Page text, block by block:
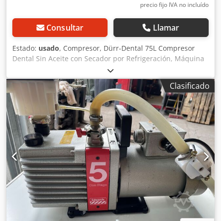
precio fijo IVA no incluído
Consultar Llamar
Estado: usado, Compresor, Dürr-Dental 75L Compresor
Dental Sin Aceite con Secador por Refrigeración, Máquina
Usada Fabricante: Dürr Dental GmbH Modelo: 3621 / 14933
Dimensiones generales: Ancho: 700 mm Fondo: 550 mm
Altura: 890 mm Peso: 95 kg Capacidad del depósito: 75
litros (Fabricante: Silit-Werke) Potencia: 1,5 kW Caudal de
aspiración: 235 litros/minuto Presión máxima de trabajo:
10 bar Velocidad: 1420 rpm Diseño: Unidad compresora de
3 cilindros, monoetapa, completamente exenta de aceite
Año de fabricación: 1983 (construcción pesada de hierro
fundido, extremadamente duradera) Alimentación: 400 V
La característica especial de esta unidad es el secador por
refrigeración / unidad de condensación de alta capacidad
instalado de fábrica (la torre de serpentín de cobre
montada en el lateral de la máquina), que elimina
completamente la humedad del aire comprimido. Al
producir aire comprimido 100% exento de aceite, seco y
Clasificado